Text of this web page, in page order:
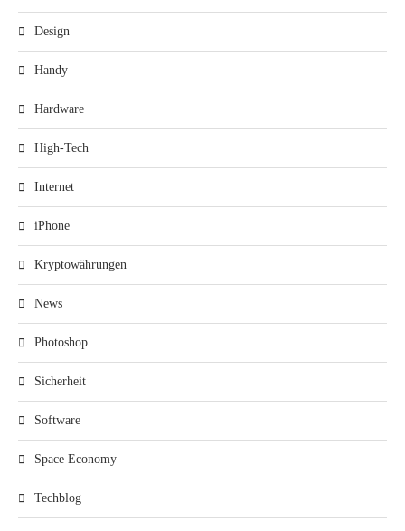
Design
Handy
Hardware
High-Tech
Internet
iPhone
Kryptowährungen
News
Photoshop
Sicherheit
Software
Space Economy
Techblog